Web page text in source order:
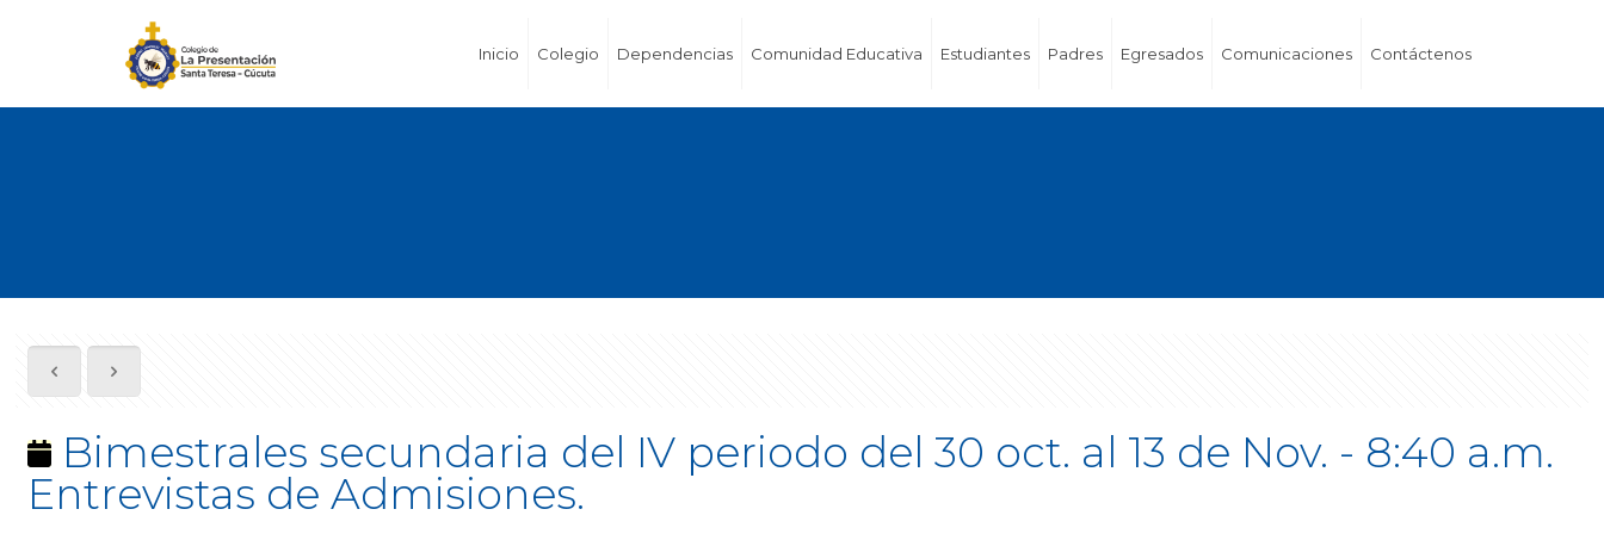
Inicio Colegio Dependencias Comunidad Educativa Estudiantes Padres Egresados Comunicaciones Contáctenos
Bimestrales secundaria del IV periodo del 30 oct. al 13 de Nov. - 8:40 a.m.
Entrevistas de Admisiones.